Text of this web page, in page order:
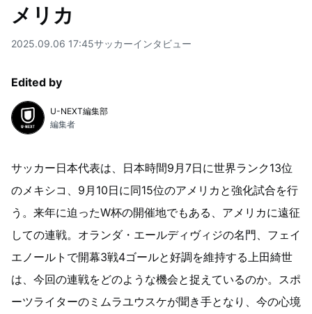
メリカ
2025.09.06 17:45サッカーインタビュー
Edited by
U-NEXT編集部
編集者
サッカー日本代表は、日本時間9月7日に世界ランク13位
のメキシコ、9月10日に同15位のアメリカと強化試合を行
う。来年に迫ったW杯の開催地でもある、アメリカに遠征
しての連戦。 オランダ・エールディヴィジの名門、フェイ
エノールトで開幕3戦4ゴールと好調を維持する上田綺世
は、今回の連戦をどのような機会と捉えているのか。スポ
ーツライターのミムラユウスケが聞き手となり、今の心境